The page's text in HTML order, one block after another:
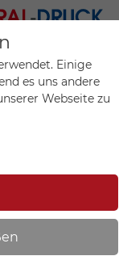
Fr. 09:00-17:00
+49 (0)711 55 75 25
Einige
es uns andere
Webseite zu